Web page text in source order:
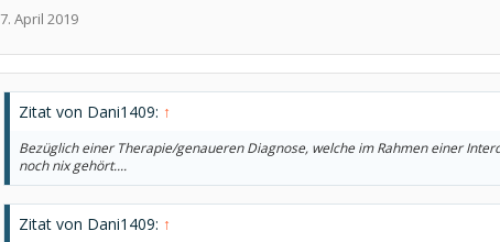
7. April 2019
Zitat von Dani1409: ↑
Bezüglich einer Therapie/genaueren Diagnose, welche im Rahmen einer
noch nix gehört....
Zitat von Dani1409: ↑